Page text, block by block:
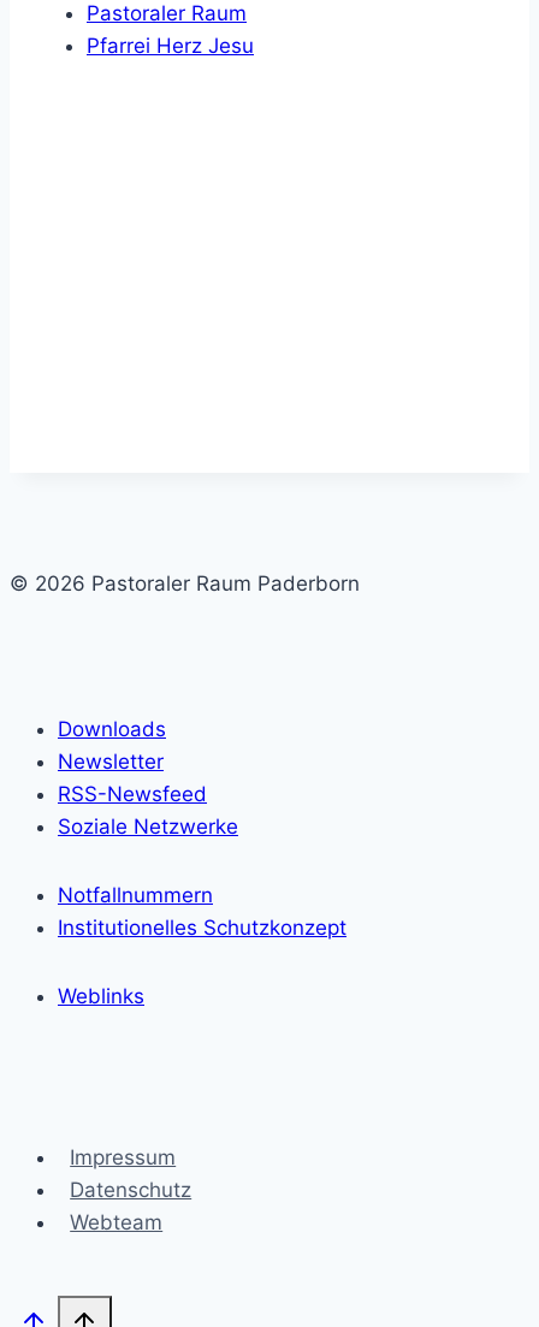
Pastoraler Raum
Pfarrei Herz Jesu
© 2026 Pastoraler Raum Paderborn
Downloads
Newsletter
RSS-Newsfeed
Soziale Netzwerke
Notfallnummern
Institutionelles Schutzkonzept
Weblinks
Impressum
Datenschutz
Webteam